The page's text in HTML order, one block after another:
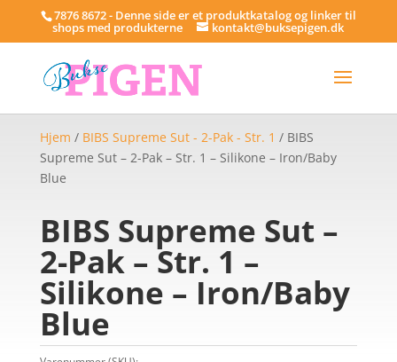
7876 8672 - Denne side er et produktkatalog og linker til
shops med produkterne kontakt@buksepigen.dk
Hjem / BIBS Supreme Sut - 2-Pak - Str. 1 / BIBS
Supreme Sut – 2-Pak – Str. 1 – Silikone – Iron/Baby
Blue
BIBS Supreme Sut –
2-Pak – Str. 1 –
Silikone – Iron/Baby
Blue